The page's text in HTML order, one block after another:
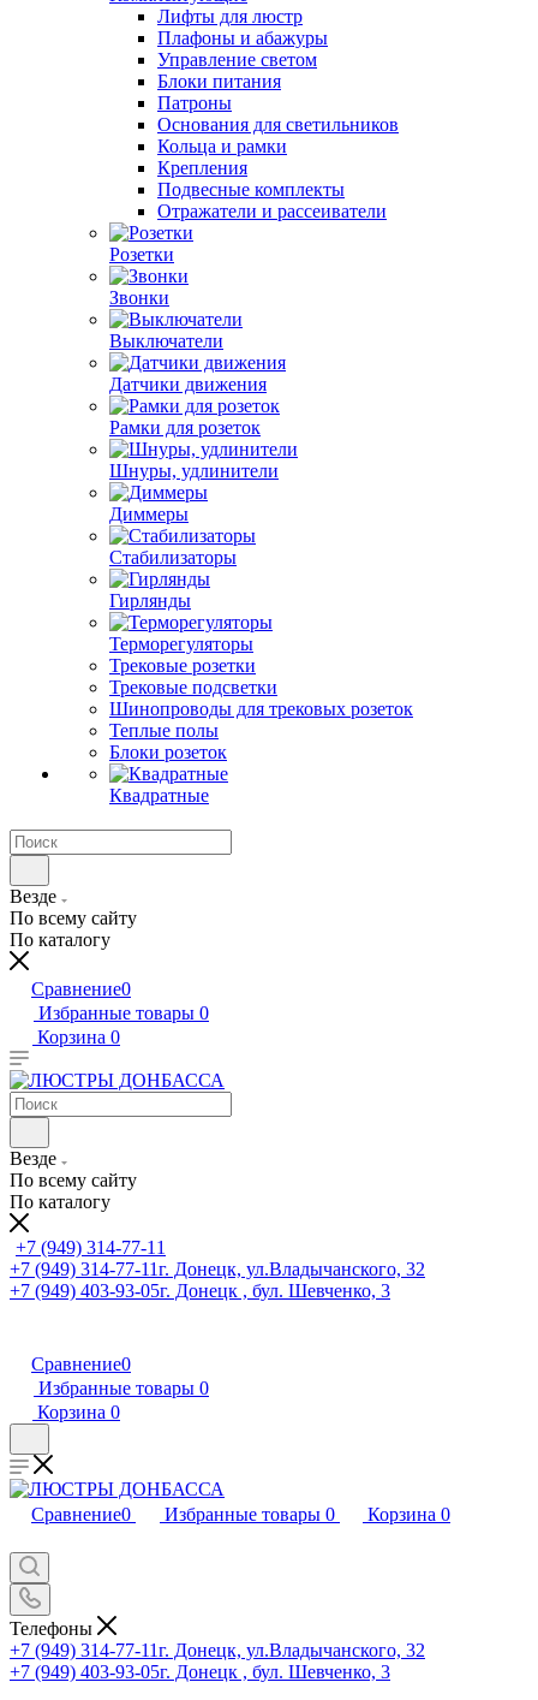
Лифты для люстр
Плафоны и абажуры
Управление светом
Блоки питания
Патроны
Основания для светильников
Кольца и рамки
Крепления
Подвесные комплекты
Отражатели и рассеиватели
Розетки
Звонки
Выключатели
Датчики движения
Рамки для розеток
Шнуры, удлинители
Диммеры
Стабилизаторы
Гирлянды
Терморегуляторы
Трековые розетки
Трековые подсветки
Шинопроводы для трековых розеток
Теплые полы
Блоки розеток
Квадратные
Везде
По всему сайту
По каталогу
Сравнение0
Избранные товары 0
Корзина 0
Везде
По всему сайту
По каталогу
+7 (949) 314-77-11
+7 (949) 314-77-11г. Донецк, ул.Владычанского, 32
+7 (949) 403-93-05г. Донецк , бул. Шевченко, 3
Сравнение0
Избранные товары 0
Корзина 0
Сравнение0 Избранные товары 0 Корзина 0
Телефоны
+7 (949) 314-77-11г. Донецк, ул.Владычанского, 32
+7 (949) 403-93-05г. Донецк , бул. Шевченко, 3